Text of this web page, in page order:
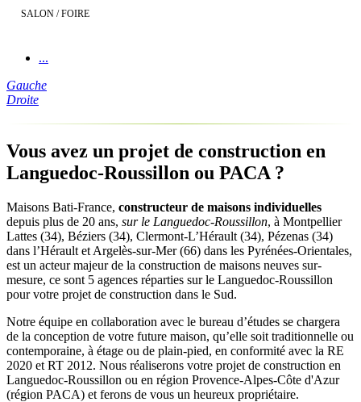
SALON / FOIRE
...
Gauche
Droite
Vous avez un projet de construction en
Languedoc-Roussillon ou PACA ?
Maisons Bati-France, constructeur de maisons individuelles
depuis plus de 20 ans, sur le Languedoc-Roussillon, à Montpellier
Lattes (34), Béziers (34), Clermont-L’Hérault (34), Pézenas (34)
dans l’Hérault et Argelès-sur-Mer (66) dans les Pyrénées-Orientales,
est un acteur majeur de la construction de maisons neuves sur-
mesure, ce sont 5 agences réparties sur le Languedoc-Roussillon
pour votre projet de construction dans le Sud.
Notre équipe en collaboration avec le bureau d’études se chargera
de la conception de votre future maison, qu’elle soit traditionnelle ou
contemporaine, à étage ou de plain-pied, en conformité avec la RE
2020 et RT 2012. Nous réaliserons votre projet de construction en
Languedoc-Roussillon ou en région Provence-Alpes-Côte d'Azur
(région PACA) et ferons de vous un heureux propriétaire.